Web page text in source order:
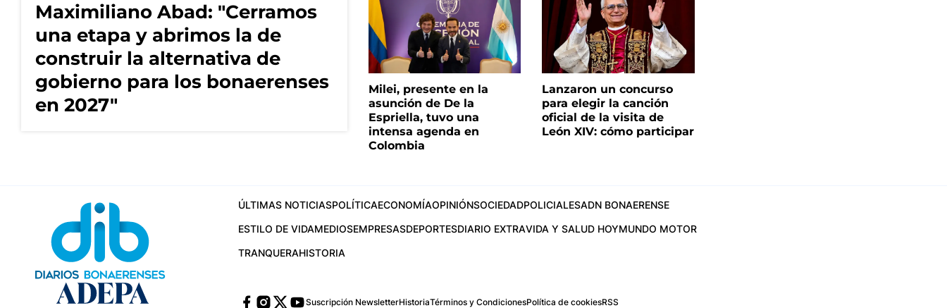
Maximiliano Abad: "Cerramos
una etapa y abrimos la de
construir la alternativa de
gobierno para los bonaerenses
en 2027"
Milei, presente en la
asunción de De la
Espriella, tuvo una
intensa agenda en
Colombia
Lanzaron un concurso
para elegir la canción
oficial de la visita de
León XIV: cómo participar
ÚLTIMAS NOTICIASPOLÍTICAECONOMÍAOPINIÓNSOCIEDADPOLICIALESADN BONAERENSE
ESTILO DE VIDAMEDIOSEMPRESASDEPORTESDIARIO EXTRAVIDA Y SALUD HOYMUNDO MOTOR
TRANQUERAHISTORIA
Suscripción NewsletterHistoriaTérminos y CondicionesPolítica de cookiesRSS